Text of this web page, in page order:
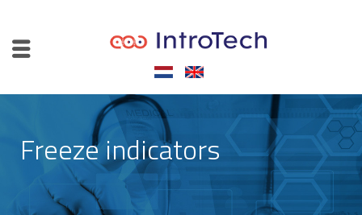
Freeze indicators